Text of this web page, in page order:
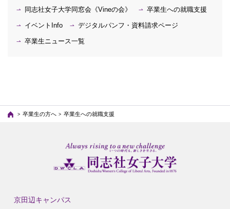
同志社女子大学同窓会《Vineの会》 卒業生への就職支援
イベントInfo デジタルパンフ・資料請求ページ
卒業生ニュース一覧
卒業生の方へ 卒業生への就職支援
京田辺キャンパス